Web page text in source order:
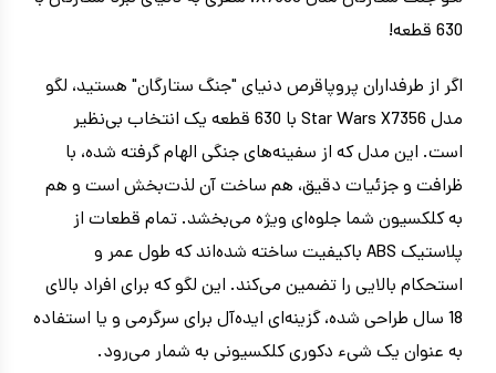
630 قطعه!
اگر از طرفداران پروپاقرص دنیای "جنگ ستارگان" هستید، لگو
مدل Star Wars X7356 با 630 قطعه یک انتخاب بی‌نظیر
است. این مدل که از سفینه‌های جنگی الهام گرفته شده، با
ظرافت و جزئیات دقیق، هم ساخت آن لذت‌بخش است و هم
به کلکسیون شما جلوه‌ای ویژه می‌بخشد. تمام قطعات از
پلاستیک ABS باکیفیت ساخته شده‌اند که طول عمر و
استحکام بالایی را تضمین می‌کند. این لگو که برای افراد بالای
18 سال طراحی شده، گزینه‌ای ایده‌آل برای سرگرمی و یا استفاده
به عنوان یک شیء دکوری کلکسیونی به شمار می‌رود.